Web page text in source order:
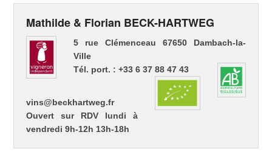
Mathilde & Florian BECK-HARTWEG
5 rue Clémenceau 67650 Dambach-la-
Ville
Tél. port. : +33 6 37 88 47 43
vins@beckhartweg.fr
Ouvert sur RDV lundi à
vendredi 9h-12h 13h-18h